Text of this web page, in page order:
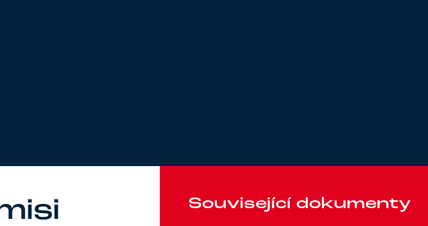
Související dokumenty